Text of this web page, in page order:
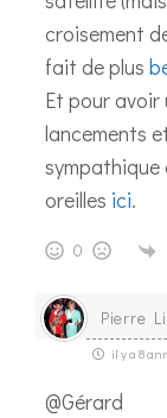
croisement
fait de plus
Et pour avoir
lancements
sympathique
oreilles ici.
0
Pierre
il y a 8
@Gérard